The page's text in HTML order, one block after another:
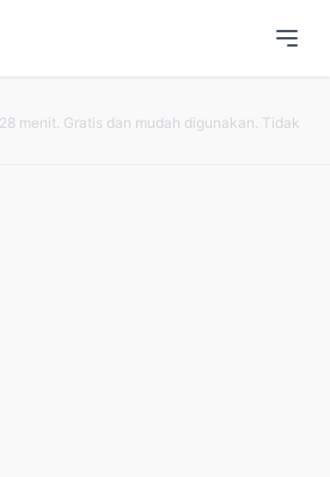
menit. Gratis dan mudah digunakan. Tidak